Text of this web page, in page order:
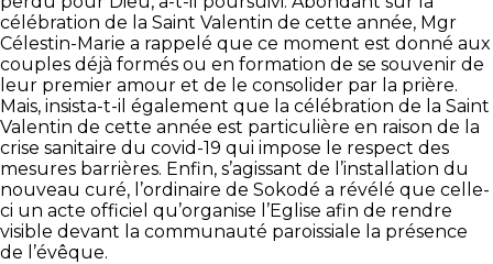
célébration de la Saint Valentin de cette année, Mgr
Célestin-Marie a rappelé que ce moment est donné aux
couples déjà formés ou en formation de se souvenir de
leur premier amour et de le consolider par la prière.
Mais, insista-t-il également que la célébration de la Saint
Valentin de cette année est particulière en raison de la
crise sanitaire du covid-19 qui impose le respect des
mesures barrières. Enfin, s’agissant de l’installation du
nouveau curé, l’ordinaire de Sokodé a révélé que celle-
ci un acte officiel qu’organise l’Eglise afin de rendre
visible devant la communauté paroissiale la présence
de l’évêque.